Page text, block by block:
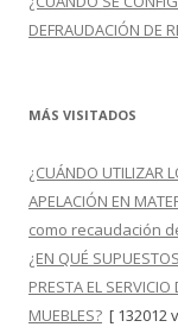
DEFRAUDACIÓN DE
MÁS VISITADOS
¿CUÁNDO UTILIZAR
APELACIÓN EN
como recaudación
¿EN QUÉ
PRESTA EL
MUEBLES? [ 132012